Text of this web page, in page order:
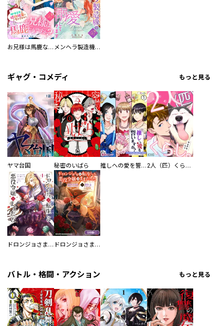
お兄様は馬鹿なんですか？～地味王女は婚約破棄に巻き込まれる～ メンヘラ製造機の公爵令息（過保護）が溺愛してきます
ギャグ・コメディ もっと見る
ヤマ台国 秘密のいばら 推しへの愛を誓いますか？～アラサー女子、推しは逃げぬが人生逃げる～ 2人（匹）くらし。
ドロンジョさまは転生しても悪役令嬢のままだった ドロンジョさまは転生しても悪役令嬢のままだった【分冊版】
バトル・格闘・アクション もっと見る